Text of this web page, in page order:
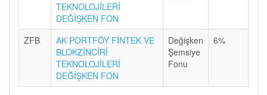
TEKNOLOJİLERİ
DEĞİŞKEN FON
ZFB
AK PORTFÖY FİNTEK VE
BLOKZİNCİRİ
TEKNOLOJİLERİ
DEĞİŞKEN FON
Değişken
Şemsiye
Fonu
6%